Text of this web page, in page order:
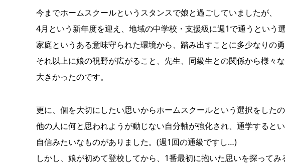
今までホームスクールというスタンスで娘と過ごしていましたが、
4月という新年度を迎え、地域の中学校・支援級に週1で通うという選
家庭というある意味守られた環境から、踏み出すことに多少なりの勇
それ以上に娘の視野が広がること、先生、同級生との関係から様々
大きかったのです。
更に、個を大切にしたい思いからホームスクールという選択をした
他の人に何と思われようが動じない自分軸が強化され、通学すると
自信みたいなものがありました。(週1回の通級ですし…)
しかし、娘が初めて登校してから、1番最初に抱いた思いを探って